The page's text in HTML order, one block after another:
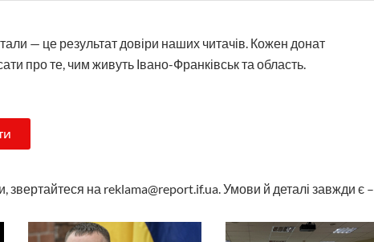
— це результат довіри наших читачів. Кожен донат
про те, чим живуть Івано-Франківськ та область.
звертайтеся на reklama@report.if.ua. Умови й деталі завжди є –